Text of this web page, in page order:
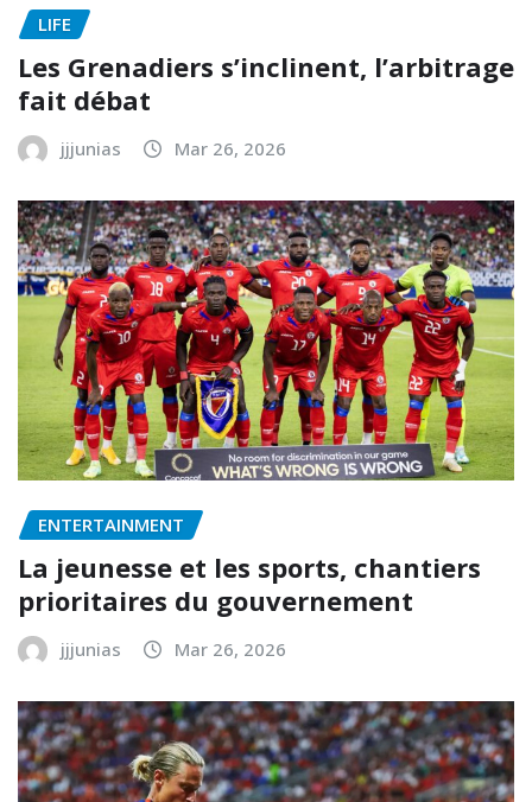
LIFE
Les Grenadiers s’inclinent, l’arbitrage
fait débat
jjjunias Mar 26, 2026
ENTERTAINMENT
La jeunesse et les sports, chantiers
prioritaires du gouvernement
jjjunias Mar 26, 2026